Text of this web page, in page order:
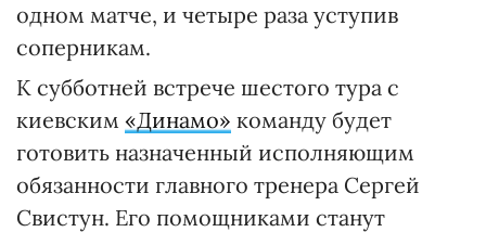
одном матче, и четыре раза уступив
соперникам.
К субботней встрече шестого тура с
киевским «Динамо» команду будет
готовить назначенный исполняющим
обязанности главного тренера Сергей
Свистун. Его помощниками станут